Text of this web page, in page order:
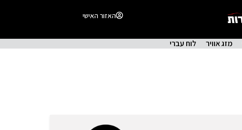
האזור האישי
מזג אוויר לוח עברי